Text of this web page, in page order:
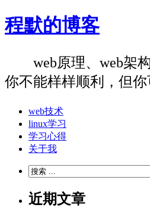
程默的博客
web原理、web架
你不能样样顺利，但
web技术
linux学习
学习心得
关于我
近期文章